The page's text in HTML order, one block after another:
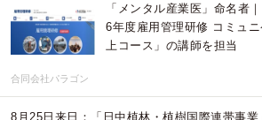
「メンタル産業医」命名者
6年度雇用管理研修 コミュ
上コース」の講師を担当
合同会社パラゴン
8月25日来日：「日中植林・植樹国際連帯事